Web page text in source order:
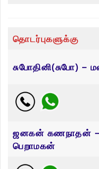
தொடர்புகளுக்கு
சுபோதினி(சுபோ) –
ஜனகன் கணநாதன் –
பெறாமகன்